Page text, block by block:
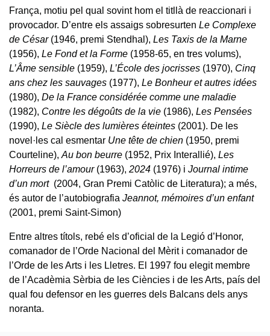
França, motiu pel qual sovint hom el titllà de reaccionari i
provocador. D’entre els assaigs sobresurten Le Complexe
de César(1946, premi Stendhal), Les Taxis de la Marne
(1956), Le Fond et la Forme (1958-65, en tres volums),
L’Âme sensible (1959), L’École des jocrisses (1970), Cinq
ans chez les sauvages (1977), Le Bonheur et autres idées
(1980), De la France considérée comme une maladie
(1982), Contre les dégoûts de la vie (1986), Les Pensées
(1990), Le Siècle des lumières éteintes (2001). De les
novel·les cal esmentar Une tête de chien (1950, premi
Courteline), Au bon beurre (1952, Prix Interallié), Les
Horreurs de l’amour(1963), 2024 (1976) i Journal intime
d’un mort(2004, Gran Premi Catòlic de Literatura); a més,
és autor de l’autobiografia Jeannot, mémoires d’un enfant
(2001, premi Saint-Simon)
Entre altres títols, rebé els d’oficial de la Legió d’Honor,
comanador de l’Orde Nacional del Mèrit i comanador de
l’Orde de les Arts i les Lletres. El 1997 fou elegit membre
de l’Acadèmia Sèrbia de les Ciències i de les Arts, país del
qual fou defensor en les guerres dels Balcans dels anys
noranta.